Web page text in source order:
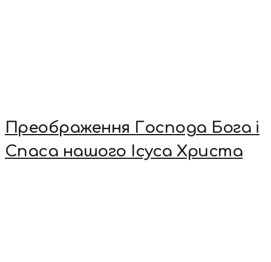
Преображення Господа Бога і
Спаса нашого Ісуса Христа